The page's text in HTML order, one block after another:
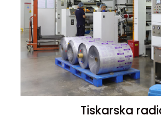
Tiskarska